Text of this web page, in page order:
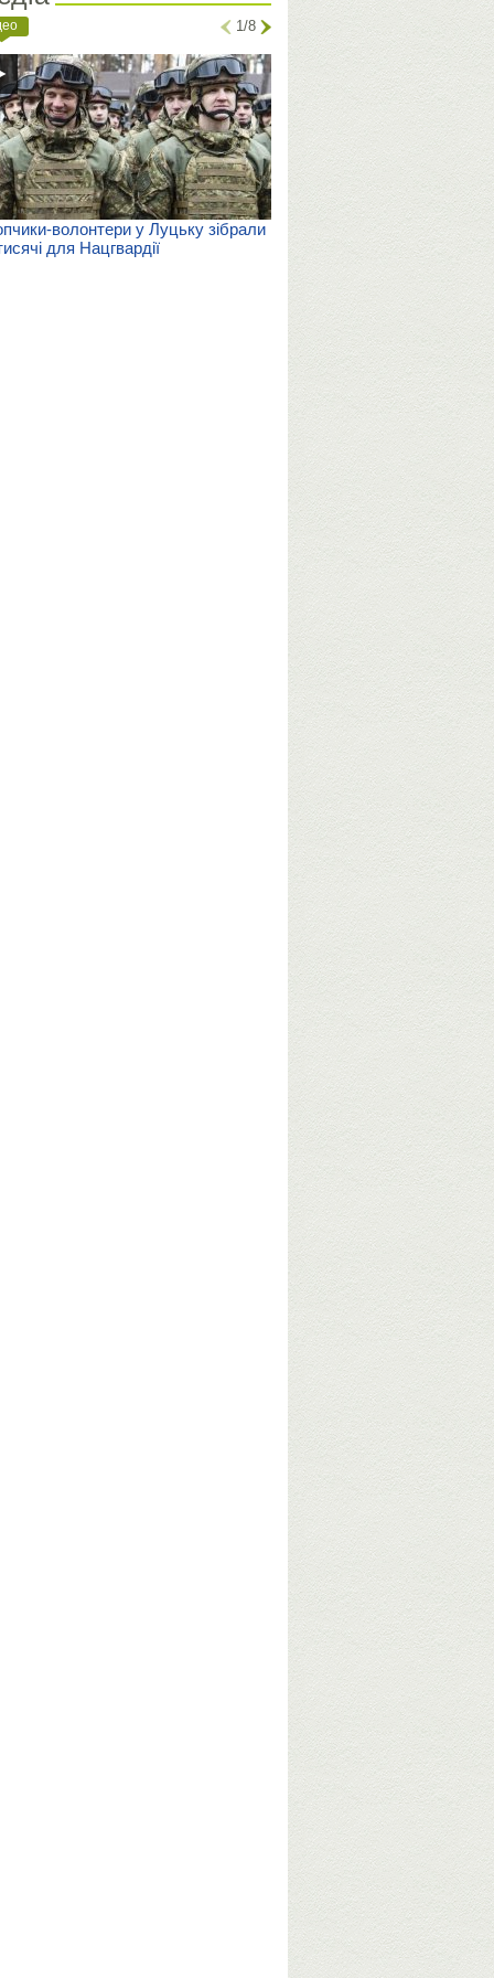
1/8
волонтери у Луцьку зібрали
для Нацгвардії